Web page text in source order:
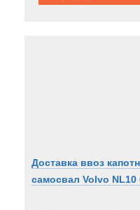
Доставка ввоз
самосвал Volvo NL10